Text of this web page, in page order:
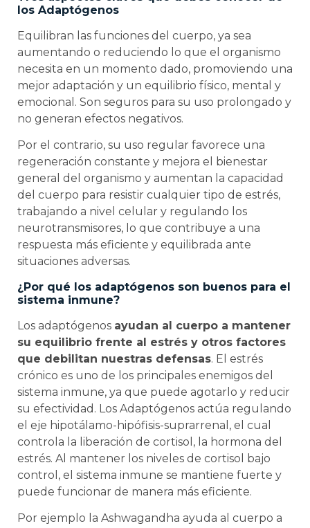
los Adaptógenos
Equilibran las funciones del cuerpo, ya sea
aumentando o reduciendo lo que el organismo
necesita en un momento dado, promoviendo una
mejor adaptación y un equilibrio físico, mental y
emocional. Son seguros para su uso prolongado y
no generan efectos negativos.
Por el contrario, su uso regular favorece una
regeneración constante y mejora el bienestar
general del organismo y aumentan la capacidad
del cuerpo para resistir cualquier tipo de estrés,
trabajando a nivel celular y regulando los
neurotransmisores, lo que contribuye a una
respuesta más eficiente y equilibrada ante
situaciones adversas.
¿Por qué los adaptógenos son buenos para el
sistema inmune?
Los adaptógenos ayudan al cuerpo a mantener
su equilibrio frente al estrés y otros factores
que debilitan nuestras defensas. El estrés
crónico es uno de los principales enemigos del
sistema inmune, ya que puede agotarlo y reducir
su efectividad. Los Adaptógenos actúa regulando
el eje hipotálamo-hipófisis-suprarrenal, el cual
controla la liberación de cortisol, la hormona del
estrés. Al mantener los niveles de cortisol bajo
control, el sistema inmune se mantiene fuerte y
puede funcionar de manera más eficiente.
Por ejemplo la Ashwagandha ayuda al cuerpo a